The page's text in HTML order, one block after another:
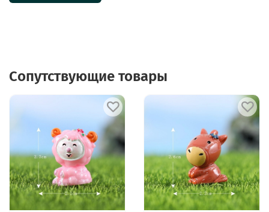
Сопутствующие товары